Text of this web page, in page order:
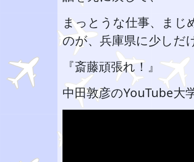
まっとうな仕事、まじ
のが、兵庫県に少しだ
『斎藤頑張れ！』
中田敦彦のYouTube大